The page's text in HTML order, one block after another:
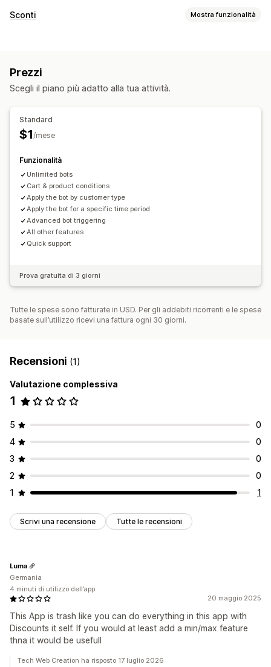
Visualizzazione del carrello
Prodotti consigliati
Sconti Mostra funzionalità
Sconti di upselling
Prezzi
Scegli il piano più adatto alla tua attività.
Standard
$1/mese
Funzionalità
Unlimited bots
Cart & product conditions
Apply the bot by customer type
Apply the bot for a specific time period
Advanced bot triggering
All other features
Quick support
Prova gratuita di 3 giorni
Tutte le spese sono fatturate in USD. Per gli addebiti ricorrenti e le spese
basate sull’utilizzo ricevi una fattura ogni 30 giorni.
Recensioni (1)
Valutazione complessiva
1
5
0
4
0
3
0
2
0
1
1
Scrivi una recensione Tutte le recensioni
20 maggio 2025
This App is trash like you can do everything in this app with
Discounts it self. If you would at least add a min/max feature
thna it would be usefull
Luma
Germania
4 minuti di utilizzo dell’app
Tech Web Creation ha risposto 17 luglio 2026